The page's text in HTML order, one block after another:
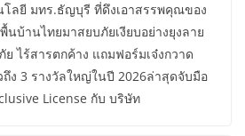
โลยี มทร.ธัญบุรี ที่ดึงเอาสรรพคุณของ
นบ้านไทยมาสยบภัยเงียบอย่างยุงลาย
ไร้สารตกค้าง แถมฟอร์มเจ๋งกวาด
ง 3 รางวัลใหญ่ในปี 2026ล่าสุดจับมือ
License กับ บริษัท